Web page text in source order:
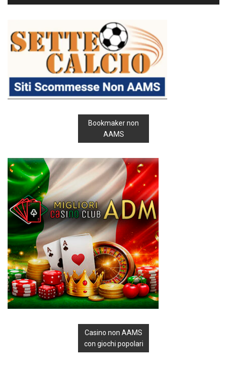
Bookmaker non
AAMS
Casino non AAMS
con giochi popolari